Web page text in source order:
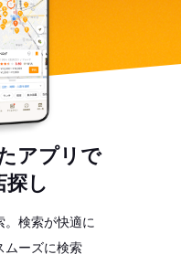
アプリで
探し
。検索が快適に
ムーズに検索